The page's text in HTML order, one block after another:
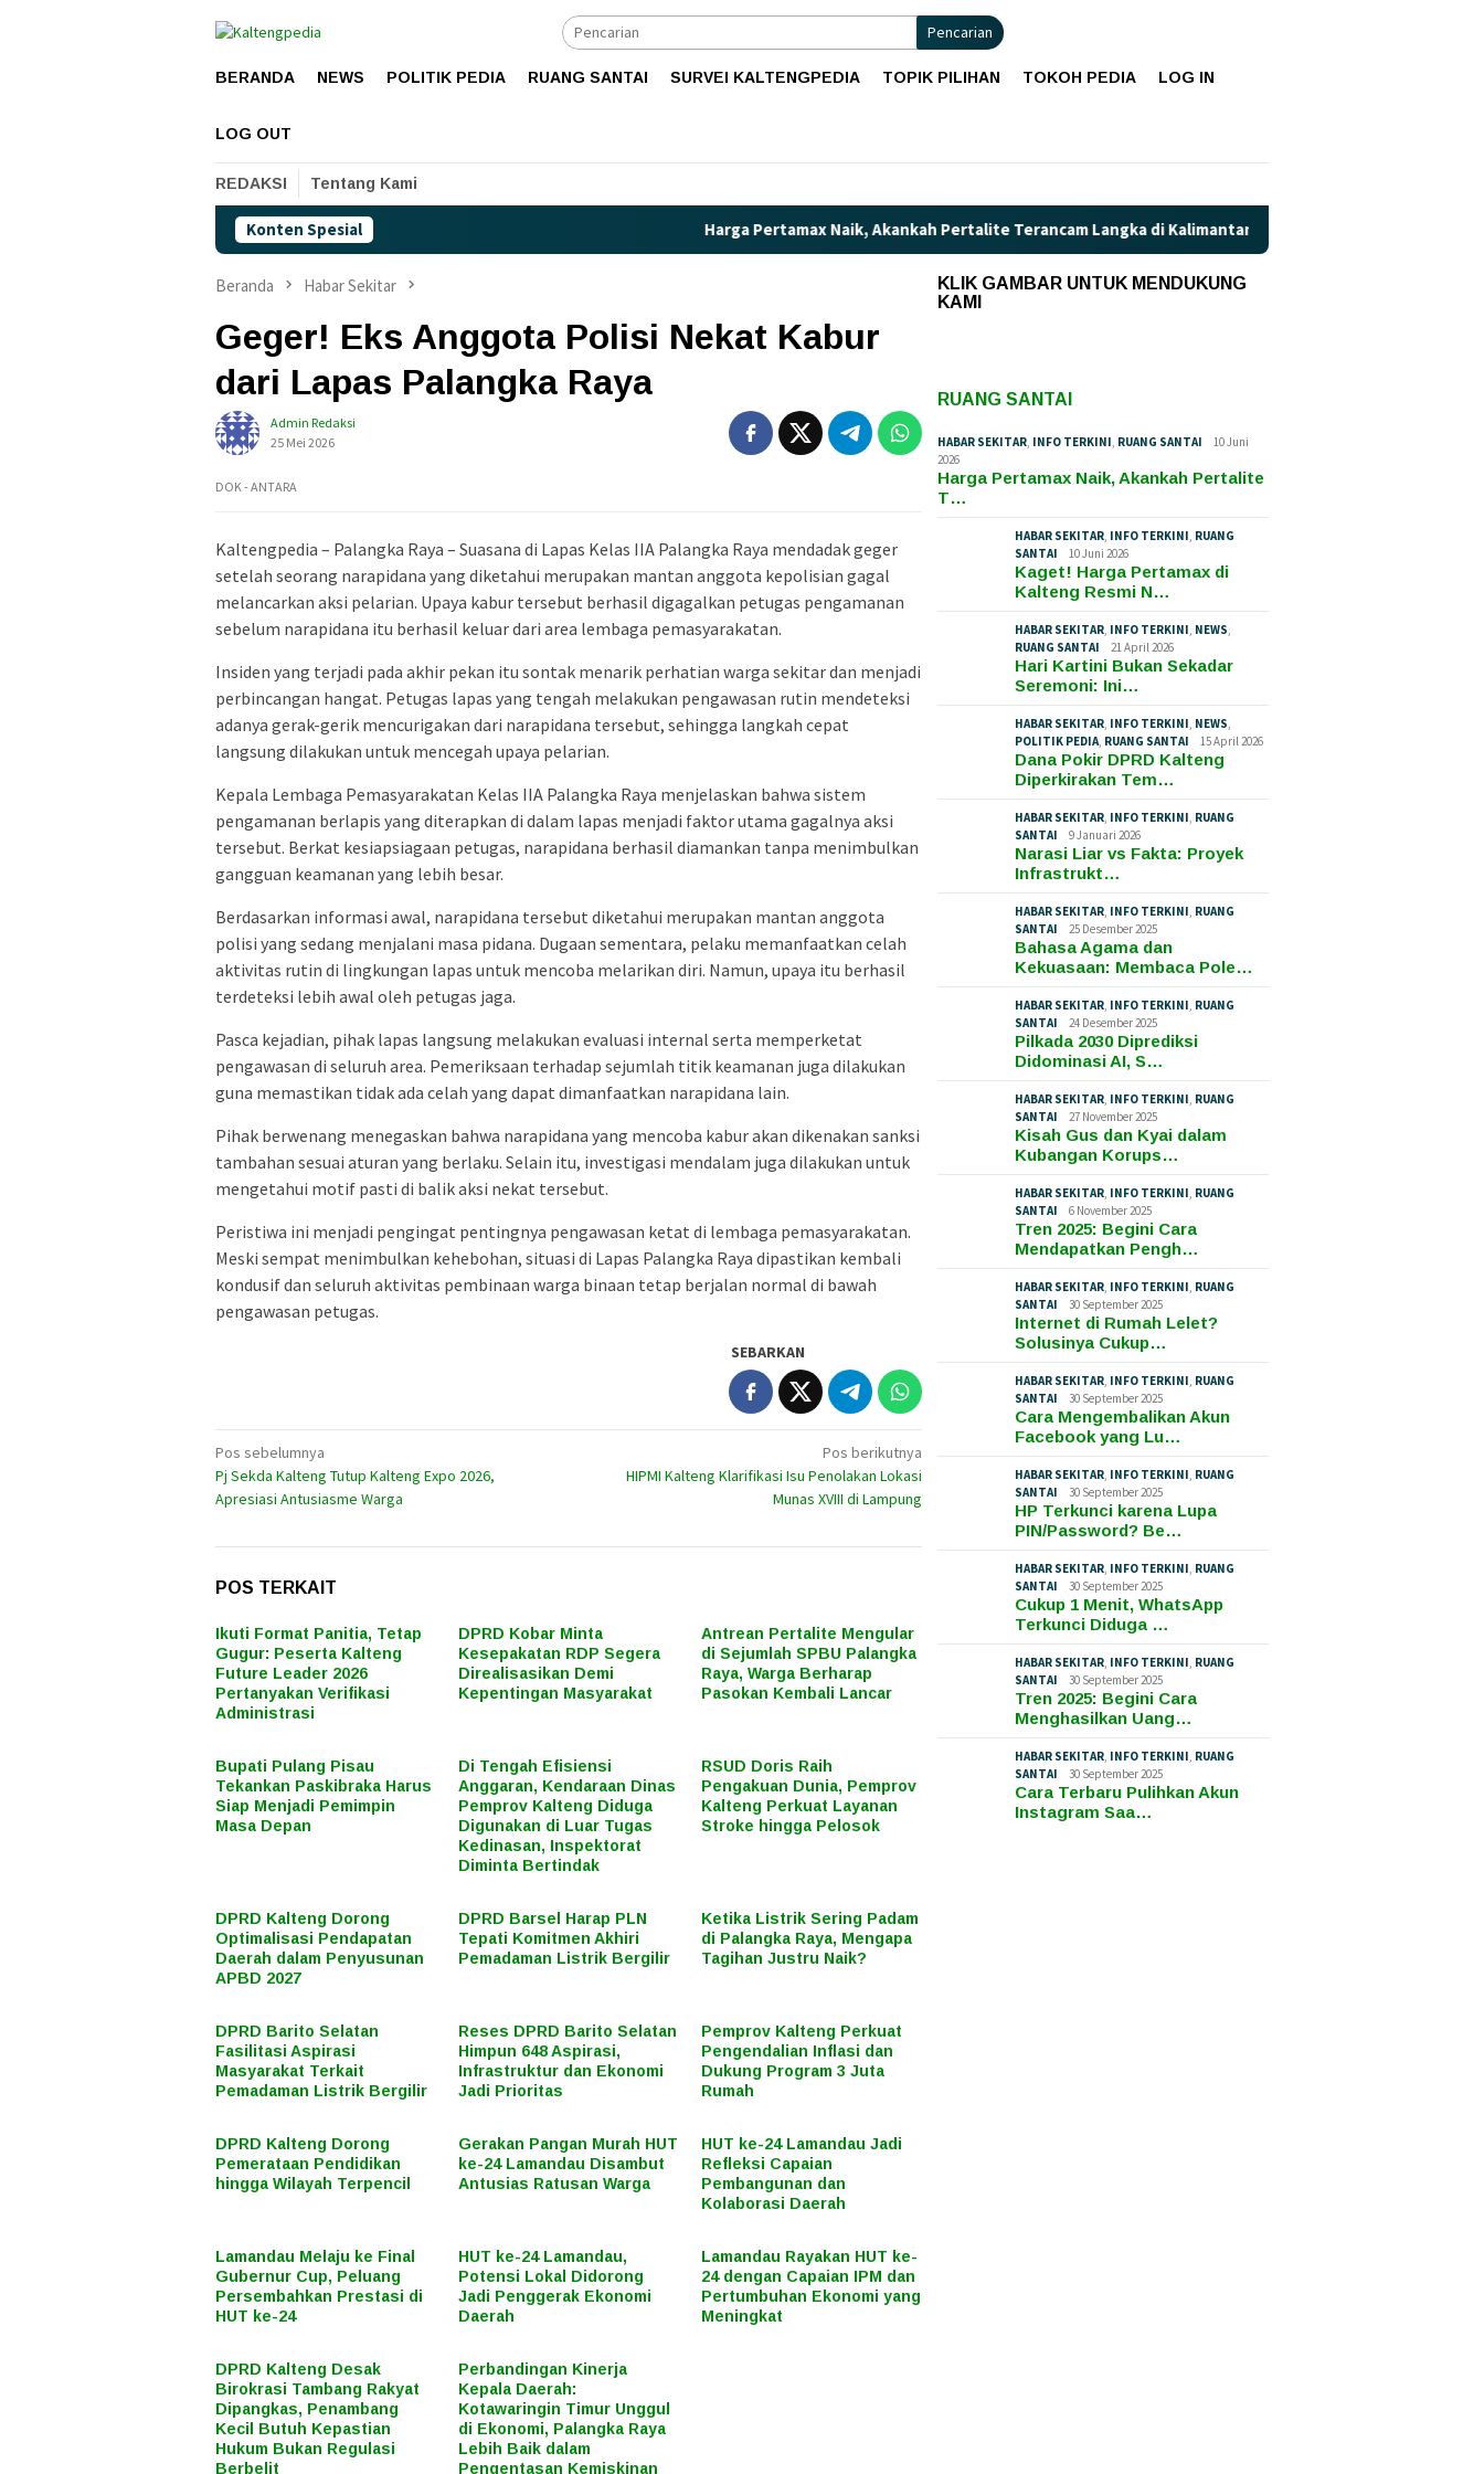
Pencarian
BERANDA NEWS POLITIK PEDIA RUANG SANTAI SURVEI KALTENGPEDIA TOPIK PILIHAN TOKOH PEDIA LOG IN
LOG OUT
REDAKSI Tentang Kami
Konten Spesial Harga Pertamax Naik, Akankah Pertalite Terancam Langka di Kalimantan Tengah?
Beranda Habar Sekitar
Geger! Eks Anggota Polisi Nekat Kabur
dari Lapas Palangka Raya
Admin Redaksi
25 Mei 2026
DOK - ANTARA
Kaltengpedia – Palangka Raya – Suasana di Lapas Kelas IIA Palangka Raya mendadak geger
setelah seorang narapidana yang diketahui merupakan mantan anggota kepolisian gagal
melancarkan aksi pelarian. Upaya kabur tersebut berhasil digagalkan petugas pengamanan
sebelum narapidana itu berhasil keluar dari area lembaga pemasyarakatan.
Insiden yang terjadi pada akhir pekan itu sontak menarik perhatian warga sekitar dan menjadi
perbincangan hangat. Petugas lapas yang tengah melakukan pengawasan rutin mendeteksi
adanya gerak-gerik mencurigakan dari narapidana tersebut, sehingga langkah cepat
langsung dilakukan untuk mencegah upaya pelarian.
Kepala Lembaga Pemasyarakatan Kelas IIA Palangka Raya menjelaskan bahwa sistem
pengamanan berlapis yang diterapkan di dalam lapas menjadi faktor utama gagalnya aksi
tersebut. Berkat kesiapsiagaan petugas, narapidana berhasil diamankan tanpa menimbulkan
gangguan keamanan yang lebih besar.
Berdasarkan informasi awal, narapidana tersebut diketahui merupakan mantan anggota
polisi yang sedang menjalani masa pidana. Dugaan sementara, pelaku memanfaatkan celah
aktivitas rutin di lingkungan lapas untuk mencoba melarikan diri. Namun, upaya itu berhasil
terdeteksi lebih awal oleh petugas jaga.
Pasca kejadian, pihak lapas langsung melakukan evaluasi internal serta memperketat
pengawasan di seluruh area. Pemeriksaan terhadap sejumlah titik keamanan juga dilakukan
guna memastikan tidak ada celah yang dapat dimanfaatkan narapidana lain.
Pihak berwenang menegaskan bahwa narapidana yang mencoba kabur akan dikenakan sanksi
tambahan sesuai aturan yang berlaku. Selain itu, investigasi mendalam juga dilakukan untuk
mengetahui motif pasti di balik aksi nekat tersebut.
Peristiwa ini menjadi pengingat pentingnya pengawasan ketat di lembaga pemasyarakatan.
Meski sempat menimbulkan kehebohan, situasi di Lapas Palangka Raya dipastikan kembali
kondusif dan seluruh aktivitas pembinaan warga binaan tetap berjalan normal di bawah
pengawasan petugas.
SEBARKAN
Navigasi
pos
Pos sebelumnya
Pj Sekda Kalteng Tutup Kalteng Expo 2026,
Apresiasi Antusiasme Warga
Pos berikutnya
HIPMI Kalteng Klarifikasi Isu Penolakan Lokasi
Munas XVIII di Lampung
POS TERKAIT
Ikuti Format Panitia, Tetap
Gugur: Peserta Kalteng
Future Leader 2026
Pertanyakan Verifikasi
Administrasi
DPRD Kobar Minta
Kesepakatan RDP Segera
Direalisasikan Demi
Kepentingan Masyarakat
Antrean Pertalite Mengular
di Sejumlah SPBU Palangka
Raya, Warga Berharap
Pasokan Kembali Lancar
Bupati Pulang Pisau
Tekankan Paskibraka Harus
Siap Menjadi Pemimpin
Masa Depan
Di Tengah Efisiensi
Anggaran, Kendaraan Dinas
Pemprov Kalteng Diduga
Digunakan di Luar Tugas
Kedinasan, Inspektorat
Diminta Bertindak
RSUD Doris Raih
Pengakuan Dunia, Pemprov
Kalteng Perkuat Layanan
Stroke hingga Pelosok
DPRD Kalteng Dorong
Optimalisasi Pendapatan
Daerah dalam Penyusunan
APBD 2027
DPRD Barsel Harap PLN
Tepati Komitmen Akhiri
Pemadaman Listrik Bergilir
Ketika Listrik Sering Padam
di Palangka Raya, Mengapa
Tagihan Justru Naik?
DPRD Barito Selatan
Fasilitasi Aspirasi
Masyarakat Terkait
Pemadaman Listrik Bergilir
Reses DPRD Barito Selatan
Himpun 648 Aspirasi,
Infrastruktur dan Ekonomi
Jadi Prioritas
Pemprov Kalteng Perkuat
Pengendalian Inflasi dan
Dukung Program 3 Juta
Rumah
DPRD Kalteng Dorong
Pemerataan Pendidikan
hingga Wilayah Terpencil
Gerakan Pangan Murah HUT
ke-24 Lamandau Disambut
Antusias Ratusan Warga
HUT ke-24 Lamandau Jadi
Refleksi Capaian
Pembangunan dan
Kolaborasi Daerah
Lamandau Melaju ke Final
Gubernur Cup, Peluang
Persembahkan Prestasi di
HUT ke-24
HUT ke-24 Lamandau,
Potensi Lokal Didorong
Jadi Penggerak Ekonomi
Daerah
Lamandau Rayakan HUT ke-
24 dengan Capaian IPM dan
Pertumbuhan Ekonomi yang
Meningkat
DPRD Kalteng Desak
Birokrasi Tambang Rakyat
Dipangkas, Penambang
Kecil Butuh Kepastian
Hukum Bukan Regulasi
Berbelit
Perbandingan Kinerja
Kepala Daerah:
Kotawaringin Timur Unggul
di Ekonomi, Palangka Raya
Lebih Baik dalam
Pengentasan Kemiskinan
KLIK GAMBAR UNTUK MENDUKUNG
KAMI
RUANG SANTAI
HABAR SEKITAR, INFO TERKINI, RUANG SANTAI
10 Juni
2026
Harga Pertamax Naik, Akankah Pertalite
T…
HABAR SEKITAR, INFO TERKINI, RUANG
SANTAI
10 Juni 2026
Kaget! Harga Pertamax di
Kalteng Resmi N…
HABAR SEKITAR, INFO TERKINI, NEWS,
RUANG SANTAI
21 April 2026
Hari Kartini Bukan Sekadar
Seremoni: Ini…
HABAR SEKITAR, INFO TERKINI, NEWS,
POLITIK PEDIA, RUANG SANTAI 15 April 2026
Dana Pokir DPRD Kalteng
Diperkirakan Tem…
HABAR SEKITAR, INFO TERKINI, RUANG
SANTAI
9 Januari 2026
Narasi Liar vs Fakta: Proyek
Infrastrukt…
HABAR SEKITAR, INFO TERKINI, RUANG
SANTAI
25 Desember 2025
Bahasa Agama dan
Kekuasaan: Membaca Pole…
HABAR SEKITAR, INFO TERKINI, RUANG
SANTAI
24 Desember 2025
Pilkada 2030 Diprediksi
Didominasi AI, S…
HABAR SEKITAR, INFO TERKINI, RUANG
SANTAI
27 November 2025
Kisah Gus dan Kyai dalam
Kubangan Korups…
HABAR SEKITAR, INFO TERKINI, RUANG
SANTAI
6 November 2025
Tren 2025: Begini Cara
Mendapatkan Pengh…
HABAR SEKITAR, INFO TERKINI, RUANG
SANTAI
30 September 2025
Internet di Rumah Lelet?
Solusinya Cukup…
HABAR SEKITAR, INFO TERKINI, RUANG
SANTAI
30 September 2025
Cara Mengembalikan Akun
Facebook yang Lu…
HABAR SEKITAR, INFO TERKINI, RUANG
SANTAI
30 September 2025
HP Terkunci karena Lupa
PIN/Password? Be…
HABAR SEKITAR, INFO TERKINI, RUANG
SANTAI
30 September 2025
Cukup 1 Menit, WhatsApp
Terkunci Diduga …
HABAR SEKITAR, INFO TERKINI, RUANG
SANTAI
30 September 2025
Tren 2025: Begini Cara
Menghasilkan Uang…
HABAR SEKITAR, INFO TERKINI, RUANG
SANTAI
30 September 2025
Cara Terbaru Pulihkan Akun
Instagram Saa…